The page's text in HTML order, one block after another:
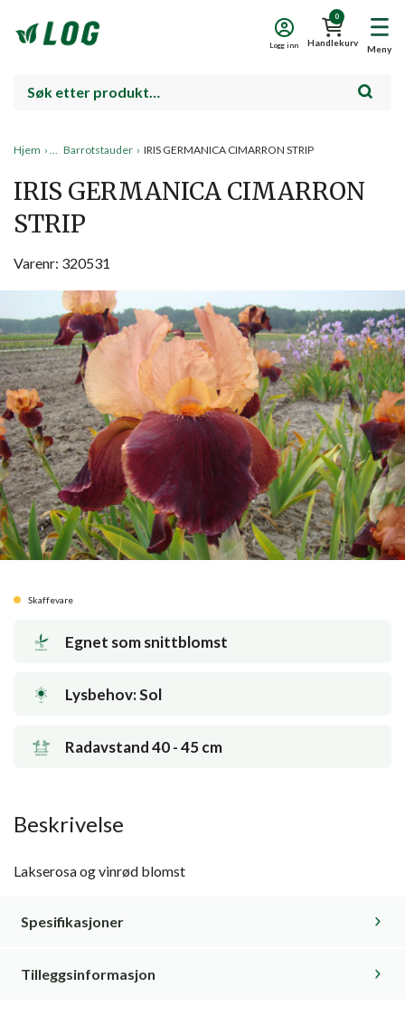
Meny
0
Handlekurv
Logg inn
Hjem › Barrotstauder › IRIS GERMANICA CIMARRON STRIP
IRIS GERMANICA CIMARRON
STRIP
Varenr: 320531
Skaffevare
Egnet som snittblomst
Lysbehov: Sol
Radavstand 40 - 45 cm
Beskrivelse
Lakserosa og vinrød blomst
Spesifikasjoner
Tilleggsinformasjon